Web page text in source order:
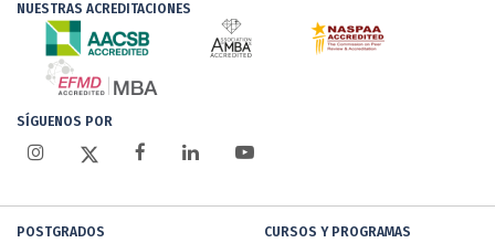
NUESTRAS ACREDITACIONES
SÍGUENOS POR
POSTGRADOS CURSOS Y PROGRAMAS